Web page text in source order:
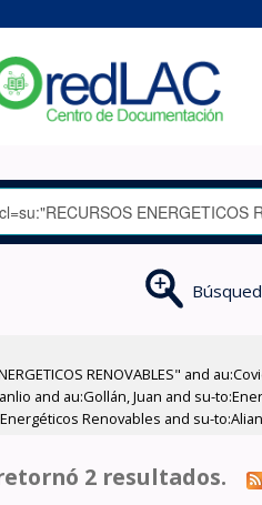
RENOVABLES" and
and au:Gollán, Juan and su-
Renovables and su-
2 resultados.